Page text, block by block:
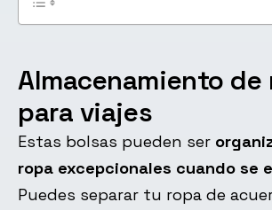
Almacenamiento de
para viajes
Estas bolsas pueden ser
ropa excepcionales cuando se
Puedes separar tu ropa de